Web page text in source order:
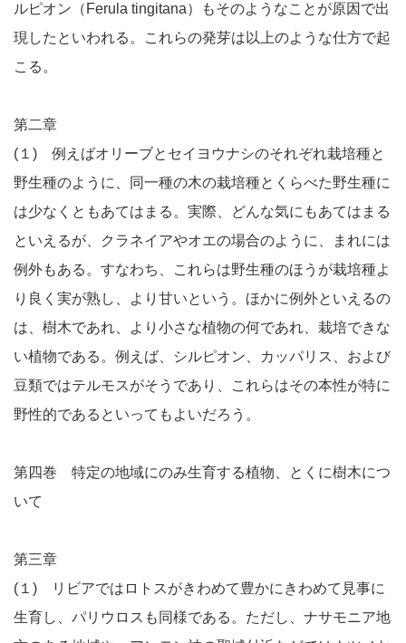
ルピオン（Ferula tingitana）もそのようなことが原因で出
現したといわれる。これらの発芽は以上のような仕方で起
こる。
第二章
(１) 例えばオリーブとセイヨウナシのそれぞれ栽培種と
野生種のように、同一種の木の栽培種とくらべた野生種に
は少なくともあてはまる。実際、どんな気にもあてはまる
といえるが、クラネイアやオエの場合のように、まれには
例外もある。すなわち、これらは野生種のほうが栽培種よ
り良く実が熟し、より甘いという。ほかに例外といえるの
は、樹木であれ、より小さな植物の何であれ、栽培できな
い植物である。例えば、シルピオン、カッパリス、および
豆類ではテルモスがそうであり、これらはその本性が特に
野性的であるといってもよいだろう。
第四巻 特定の地域にのみ生育する植物、とくに樹木につ
いて
第三章
(１) リビアではロトスがきわめて豊かにきわめて見事に
生育し、パリウロスも同様である。ただし、ナサモニア地